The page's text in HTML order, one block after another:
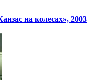
на колесах», 2003